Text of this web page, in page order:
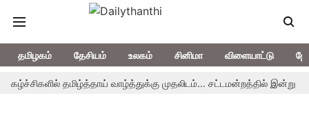
தமிழகம் தேசியம் உலகம் சினிமா விளையாட்டு
தமிழ்த்தாய் வாழ்த்துக்கு முதலிடம்... சட்டமன்றத்தில் இன்று